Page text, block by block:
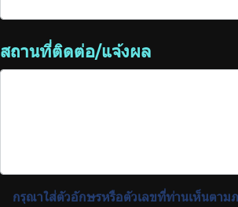
สถานที่ติดต่อ/แจ้งผล
กรุณาใส่ตัวอักษรหรือตัวเลขที่ท่านเห็นตาม